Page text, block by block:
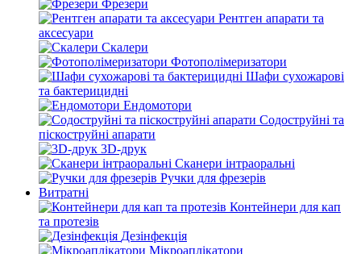
Фрезери
Рентген апарати та
аксесуари
Скалери
Фотополімеризатори
Шафи сухожарові
та бактерицидні
Ендомотори
Содоструйні та
піскоструйні апарати
3D-друк
Сканери інтраоральні
Ручки для фрезерів
Витратні
Контейнери для кап
та протезів
Дезінфекція
Мікроаплікатори